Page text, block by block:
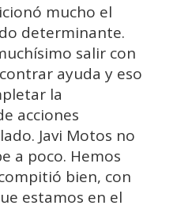
mucho el
determinante.
salir con
ayuda y eso
la
acciones
Javi Motos no
a poco. Hemos
bien, con
estamos en el